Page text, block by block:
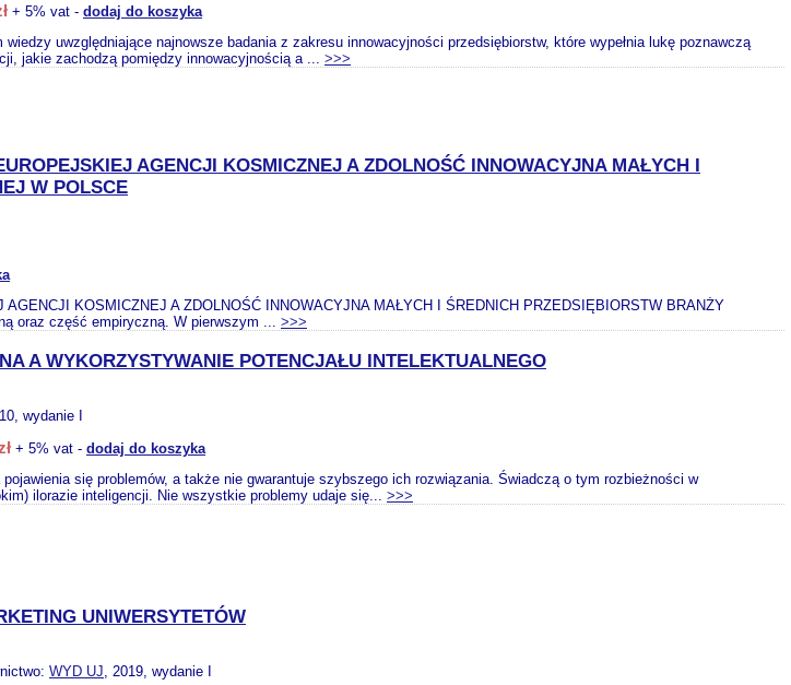
+ 5% vat - dodaj do koszyka
uwzględniające najnowsze badania z zakresu innowacyjności przedsiębiorstw, które wypełnia lukę poznawczą
jakie zachodzą pomiędzy innowacyjnością a ... >>>
AGENCJI KOSMICZNEJ A ZDOLNOŚĆ INNOWACYJNA MAŁYCH I
W POLSCE
KOSMICZNEJ A ZDOLNOŚĆ INNOWACYJNA MAŁYCH I ŚREDNICH PRZEDSIĘBIORSTW BRANŻY
oraz część empiryczną. W pierwszym ... >>>
A WYKORZYSTYWANIE POTENCJAŁU INTELEKTUALNEGO
wydanie I
+ 5% vat - dodaj do koszyka
się problemów, a także nie gwarantuje szybszego ich rozwiązania. Świadczą o tym rozbieżności w
ilorazie inteligencji. Nie wszystkie problemy udaje się... >>>
UNIWERSYTETÓW
WYD UJ, 2019, wydanie I